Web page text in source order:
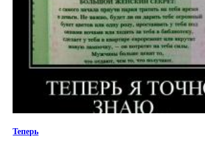
Теперь